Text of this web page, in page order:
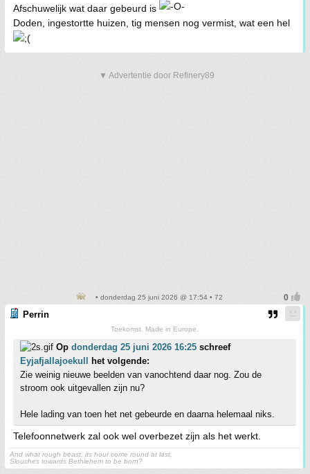
Afschuwelijk wat daar gebeurd is
Doden, ingestortte huizen, tig mensen nog vermist, wat een hel
▼ Advertentie door Refinery89
• donderdag 25 juni 2026 @ 17:54 • 72
Perrin
Toekomst. Made in Europe.
Op donderdag 25 juni 2026 16:25 schreef
Eyjafjallajoekull
het volgende:
Zie weinig nieuwe beelden van vanochtend daar nog. Zou de
stroom ook uitgevallen zijn nu?
Hele lading van toen het net gebeurde en daarna helemaal niks.
Telefoonnetwerk zal ook wel overbezet zijn als het werkt.
And what rough beast, its hour come round at last,
Slouches towards Bethlehem to be born?